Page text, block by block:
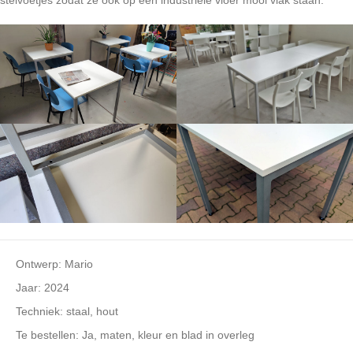
Ontwerp: Mario
Jaar: 2024
Techniek: staal, hout
Te bestellen: Ja, maten, kleur en blad in overleg